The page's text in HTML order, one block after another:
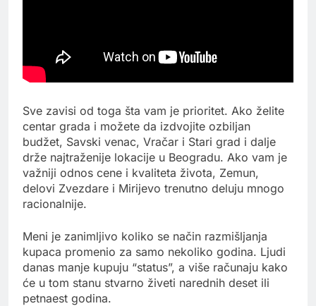
Sve zavisi od toga šta vam je prioritet. Ako želite
centar grada i možete da izdvojite ozbiljan
budžet, Savski venac, Vračar i Stari grad i dalje
drže najtraženije lokacije u Beogradu. Ako vam je
važniji odnos cene i kvaliteta života, Zemun,
delovi Zvezdare i Mirijevo trenutno deluju mnogo
racionalnije.
Meni je zanimljivo koliko se način razmišljanja
kupaca promenio za samo nekoliko godina. Ljudi
danas manje kupuju “status”, a više računaju kako
će u tom stanu stvarno živeti narednih deset ili
petnaest godina.